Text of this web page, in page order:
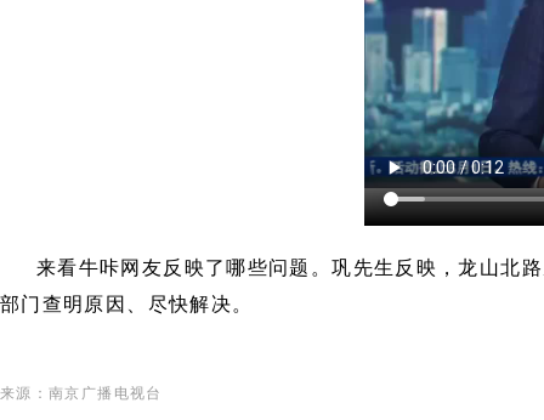
来看牛咔网友反映了哪些问题。巩先生反映，龙山北
部门查明原因、尽快解决。
来源：南京广播电视台